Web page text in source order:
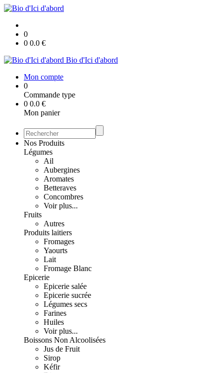
0
0 0.0 €
Bio d'Ici d'abord
Mon compte
0
Commande type
0 0.0 €
Mon panier
Nos Produits
Légumes
Ail
Aubergines
Aromates
Betteraves
Concombres
Voir plus...
Fruits
Autres
Produits laitiers
Fromages
Yaourts
Lait
Fromage Blanc
Epicerie
Epicerie salée
Epicerie sucrée
Légumes secs
Farines
Huiles
Voir plus...
Boissons Non Alcoolisées
Jus de Fruit
Sirop
Kéfir